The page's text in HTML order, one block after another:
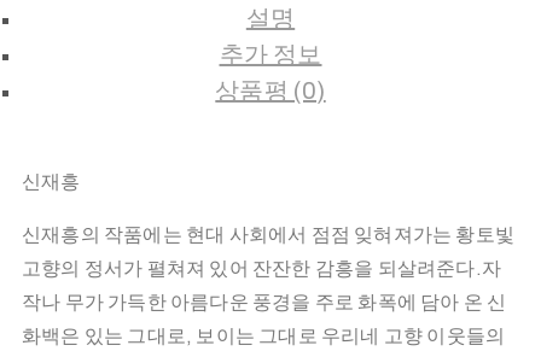
설명
추가 정보
상품평 (0)
신재흥
신재흥의 작품에는 현대 사회에서 점점 잊혀져가는 황토빛
고향의 정서가 펼쳐져 있어 잔잔한 감흥을 되살려준다.자
작나 무가 가득한 아름다운 풍경을 주로 화폭에 담아 온 신
화백은 있는 그대로, 보이는 그대로 우리네 고향 이웃들의